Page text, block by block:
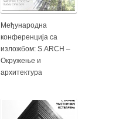
Mеђународна
конференција са
изложбом: S.ARCH –
Окружење и
архитектура